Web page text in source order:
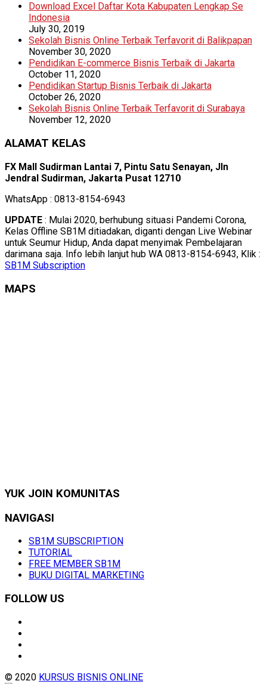
Download Excel Daftar Kota Kabupaten Lengkap Se
Indonesia
July 30, 2019
Sekolah Bisnis Online Terbaik Terfavorit di Balikpapan
November 30, 2020
Pendidikan E-commerce Bisnis Terbaik di Jakarta
October 11, 2020
Pendidikan Startup Bisnis Terbaik di Jakarta
October 26, 2020
Sekolah Bisnis Online Terbaik Terfavorit di Surabaya
November 12, 2020
ALAMAT KELAS
FX Mall Sudirman Lantai 7, Pintu Satu Senayan, Jln
Jendral Sudirman, Jakarta Pusat 12710
WhatsApp : 0813-8154-6943
UPDATE : Mulai 2020, berhubung situasi Pandemi Corona,
Kelas Offline SB1M ditiadakan, diganti dengan Live Webinar
untuk Seumur Hidup, Anda dapat menyimak Pembelajaran
darimana saja. Info lebih lanjut hub WA 0813-8154-6943, Klik :
SB1M Subscription
MAPS
YUK JOIN KOMUNITAS
NAVIGASI
SB1M SUBSCRIPTION
TUTORIAL
FREE MEMBER SB1M
BUKU DIGITAL MARKETING
FOLLOW US
© 2020 KURSUS BISNIS ONLINE